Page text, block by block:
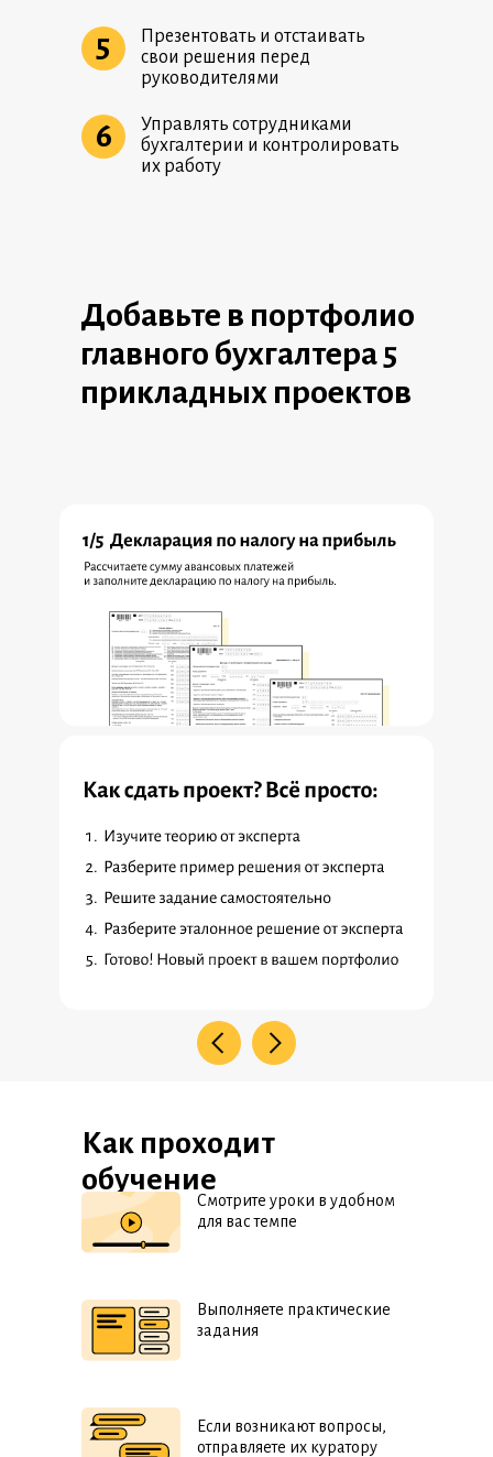
Презентовать и отстаивать
свои решения перед
руководителями
5
Управлять сотрудниками
бухгалтерии и контролировать
их работу
6
Добавьте в портфолио
главного бухгалтера 5
прикладных проектов
Как проходит
обучение
Смотрите уроки в удобном
для вас темпе
Выполняете практические
задания
Если возникают вопросы,
отправляете их куратору